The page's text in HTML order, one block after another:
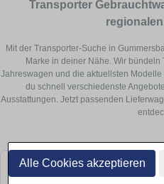
Alle Cookies akzeptieren
Transporter
Mit der Transporter-Suche in
Marke in deiner Nähe. Wir
Jahreswagen und die aktuellsten
du schnell verschiedenste
Ausstattungen. Jetzt passenden